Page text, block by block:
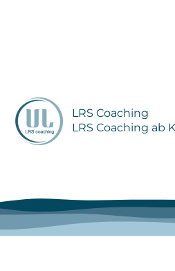
LRS Coaching
LRS Coaching ab